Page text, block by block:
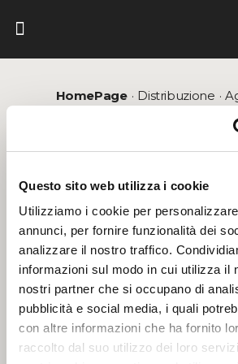
Questo sito web utilizza i cookie
Utilizziamo i cookie per
annunci, per fornire funzionalità dei
analizzare il nostro traffico.
informazioni sul modo in cui utilizza il
nostri partner che si occupano di
pubblicità e social media, i quali
con altre informazioni che ha fornito
raccolto dal suo utilizzo dei loro
HomePage Distribuzione
Seleziona il paese
LATVIA